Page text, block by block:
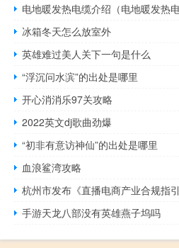
电地暖发热电缆介绍（电地暖发热电
冰箱冬天怎么放室外
英雄难过美人关下一句是什么
“浮沉问水滨”的出处是哪里
开心消消乐97关攻略
2022英文dj歌曲劲爆
“初非有意访神仙”的出处是哪里
血浪鲨湾攻略
杭州市发布《直播电商产业合规指
手游天龙八部没有英雄燕子坞吗